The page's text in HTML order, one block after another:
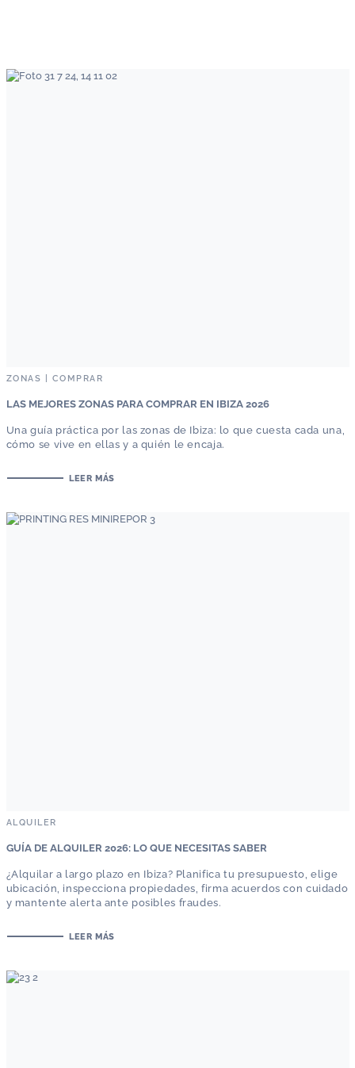
ZONAS COMPRAR
LAS MEJORES ZONAS PARA COMPRAR EN IBIZA 2026
Una guía práctica por las zonas de Ibiza: lo que cuesta cada una,
cómo se vive en ellas y a quién le encaja.
LEER MÁS
ALQUILER
GUÍA DE ALQUILER 2026: LO QUE NECESITAS SABER
¿Alquilar a largo plazo en Ibiza? Planifica tu presupuesto, elige
ubicación, inspecciona propiedades, firma acuerdos con cuidado
y mantente alerta ante posibles fraudes.
LEER MÁS